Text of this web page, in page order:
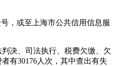
，或至上海市公共信用信息服
决、司法执行、税费欠缴、欠
有30176人次，其中查出有失